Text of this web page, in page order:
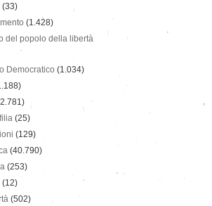
(33)
(1.428)
del popolo della libertà
Democratico (1.034)
(25)
(129)
(40.790)
(253)
(12)
(502)